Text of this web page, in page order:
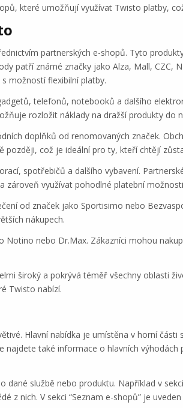
které umožňují využívat Twisto platby,
partnerských e-shopů. Tyto
patří známé značky jako Alza, Mall, CZC,
možností flexibilní platby.
telefonů, notebooků a dalšího
rozložit náklady na dražší produkty do
doplňků od renomovaných značek.
což je ideální pro ty, kteří chtějí
spotřebičů a dalšího vybavení.
zároveň využívat pohodlné platební
od značek jako Sportisimo nebo
nákupech.
nebo Dr.Max. Zákazníci mohou
široký a pokrývá téměř všechny oblasti
Twisto nabízí.
Hlavní nabídka je umístěna v horní
také informace o hlavních
službě nebo produktu. Například v
z nich. V sekci “Seznam e-shopů” je